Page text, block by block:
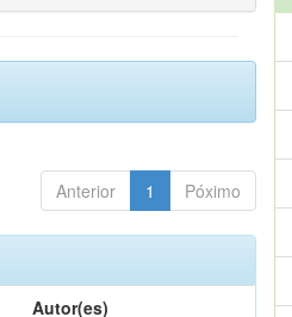
Anterior 1 Póximo
Autor(es)